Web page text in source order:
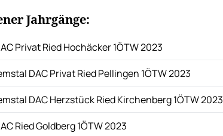
Jahrgänge:
Privat Ried Hochäcker 1ÖTW 2023
DAC Privat Ried Pellingen 1ÖTW 2023
DAC Herzstück Ried Kirchenberg 1ÖTW 2023
Ried Goldberg 1ÖTW 2023